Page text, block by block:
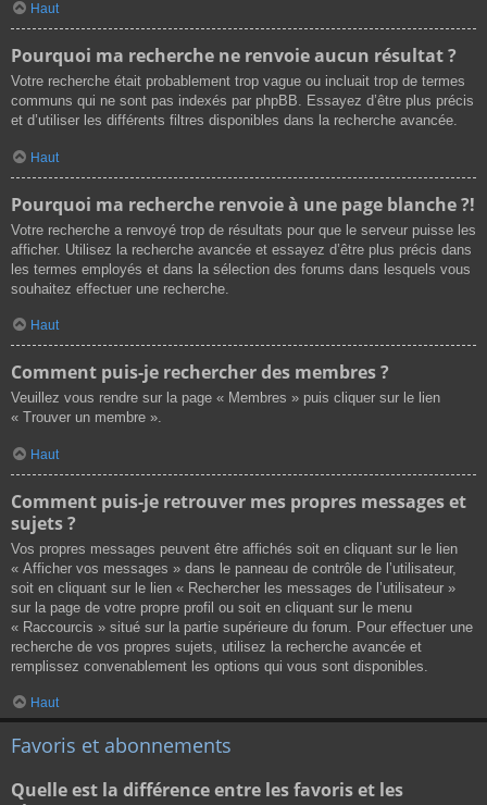
Haut
Pourquoi ma recherche ne renvoie aucun résultat ?
Votre recherche était probablement trop vague ou incluait trop de termes
communs qui ne sont pas indexés par phpBB. Essayez d’être plus précis
et d’utiliser les différents filtres disponibles dans la recherche avancée.
Haut
Pourquoi ma recherche renvoie à une page blanche ?!
Votre recherche a renvoyé trop de résultats pour que le serveur puisse les
afficher. Utilisez la recherche avancée et essayez d’être plus précis dans
les termes employés et dans la sélection des forums dans lesquels vous
souhaitez effectuer une recherche.
Haut
Comment puis-je rechercher des membres ?
Veuillez vous rendre sur la page « Membres » puis cliquer sur le lien
« Trouver un membre ».
Haut
Comment puis-je retrouver mes propres messages et
sujets ?
Vos propres messages peuvent être affichés soit en cliquant sur le lien
« Afficher vos messages » dans le panneau de contrôle de l’utilisateur,
soit en cliquant sur le lien « Rechercher les messages de l’utilisateur »
sur la page de votre propre profil ou soit en cliquant sur le menu
« Raccourcis » situé sur la partie supérieure du forum. Pour effectuer une
recherche de vos propres sujets, utilisez la recherche avancée et
remplissez convenablement les options qui vous sont disponibles.
Haut
Favoris et abonnements
Quelle est la différence entre les favoris et les